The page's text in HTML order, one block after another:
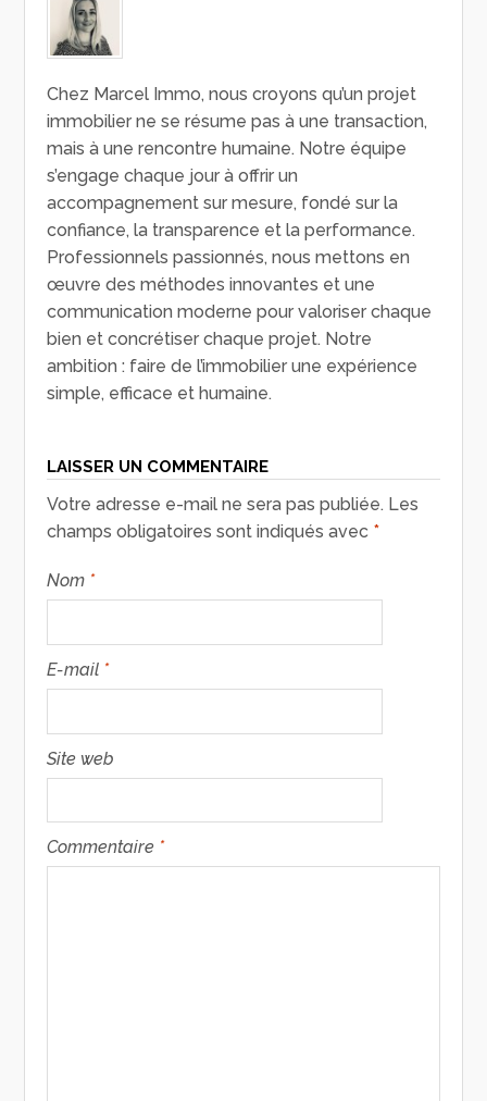
Chez Marcel Immo, nous croyons qu’un projet
immobilier ne se résume pas à une transaction,
mais à une rencontre humaine. Notre équipe
s’engage chaque jour à offrir un
accompagnement sur mesure, fondé sur la
confiance, la transparence et la performance.
Professionnels passionnés, nous mettons en
œuvre des méthodes innovantes et une
communication moderne pour valoriser chaque
bien et concrétiser chaque projet. Notre
ambition : faire de l’immobilier une expérience
simple, efficace et humaine.
LAISSER UN COMMENTAIRE
Votre adresse e-mail ne sera pas publiée. Les
champs obligatoires sont indiqués avec *
Nom *
E-mail *
Site web
Commentaire *